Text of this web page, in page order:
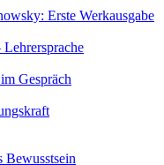
Erste Werkausgabe
Lehrersprache
Gespräch
Bewusstsein